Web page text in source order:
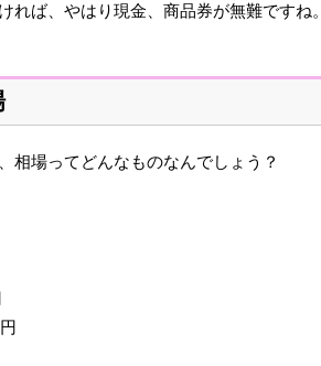
れば、やはり現金、商品券が無難ですね。
相場ってどんなものなんでしょう？